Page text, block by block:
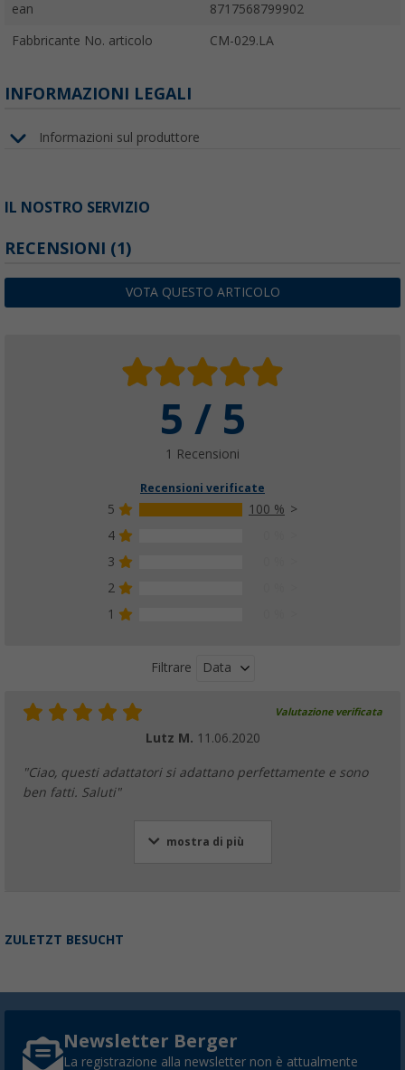
ean 8717568799902
Fabbricante No. articolo CM-029.LA
INFORMAZIONI LEGALI
Informazioni sul produttore
IL NOSTRO SERVIZIO
RECENSIONI (1)
VOTA QUESTO ARTICOLO
5 / 5
1 Recensioni
Recensioni verificate
5
100 %
4
3
2
1
Filtrare Data
Valutazione verificata
Lutz M. 11.06.2020
"Ciao, questi adattatori si adattano perfettamente e sono
ben fatti. Saluti"
mostra di più
ZULETZT BESUCHT
Newsletter Berger
La registrazione alla newsletter non è attualmente